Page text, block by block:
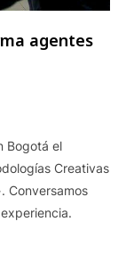
agentes
Bogotá el
Creativas
Conversamos